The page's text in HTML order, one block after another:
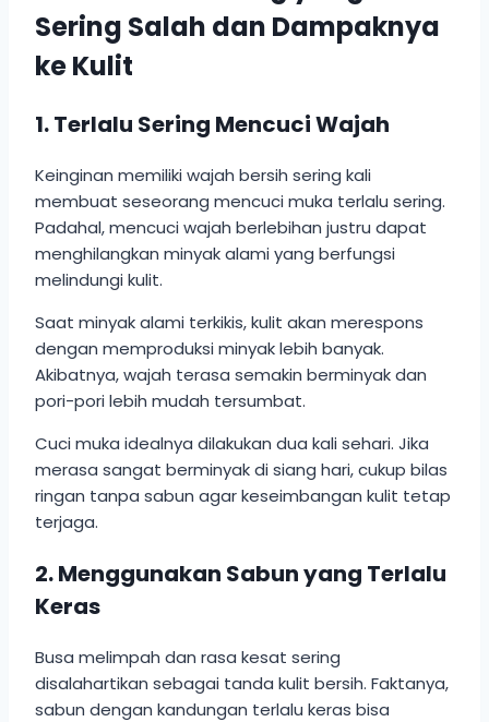
Sering Salah dan Dampaknya
ke Kulit
1. Terlalu Sering Mencuci Wajah
Keinginan memiliki wajah bersih sering kali
membuat seseorang mencuci muka terlalu sering.
Padahal, mencuci wajah berlebihan justru dapat
menghilangkan minyak alami yang berfungsi
melindungi kulit.
Saat minyak alami terkikis, kulit akan merespons
dengan memproduksi minyak lebih banyak.
Akibatnya, wajah terasa semakin berminyak dan
pori-pori lebih mudah tersumbat.
Cuci muka idealnya dilakukan dua kali sehari. Jika
merasa sangat berminyak di siang hari, cukup bilas
ringan tanpa sabun agar keseimbangan kulit tetap
terjaga.
2. Menggunakan Sabun yang Terlalu
Keras
Busa melimpah dan rasa kesat sering
disalahartikan sebagai tanda kulit bersih. Faktanya,
sabun dengan kandungan terlalu keras bisa